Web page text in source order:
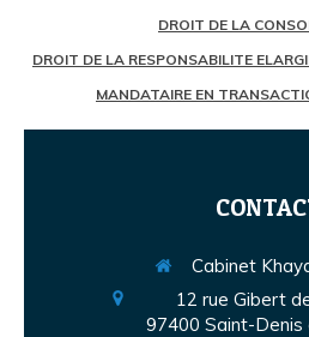
DROIT DE LA
DROIT DE LA RESPONSABILITE
MANDATAIRE EN
Cabinet
12 rue Gibert
97400 Saint-Denis